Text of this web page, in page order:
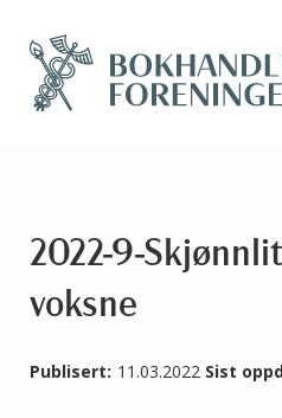
2022-9-
voksne
Publisert: 11.03.2022 Sist